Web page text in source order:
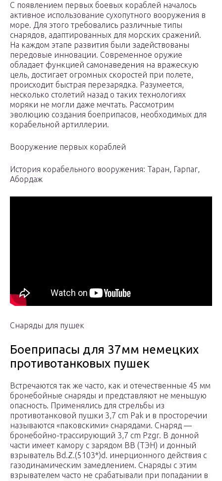
С появлением первых боевых кораблей началось
активное использование сухопутного вооружения в
море. Для этого требовались различные типы
снарядов, адаптированных для морских сражений.
На каждом этапе развития были задействованы
передовые инновации. Современное оружие
обладает функцией самонаведения на вражескую
цель, достигает огромных скоростей при полете,
происходит быстрая перезарядка. Разумеется,
несколько столетий назад о таких технологиях
моряки не могли даже мечтать. Рассмотрим
эволюцию создания боеприпасов, необходимых для
корабельной артиллерии.
Вооружение первых кораблей
История корабельного вооружения: Таран, Гарпаг,
Абордаж
Снаряды для пушек
Боеприпасы для 37мм немецких
противотанковых пушек
Встречаются так же часто, как и отечественные 45 мм
бронебойные снаряды и представляют не меньшую
опасность. Применялись для стрельбы из
противотанковой пушки 3,7 сm Рak и в просторечии
называются «паковскими» снарядами. Снаряд —
бронебойно-трассирующий 3,7 сm Pzgr. В донной
части имеет камору с зарядом ВВ (ТЭН) и донный
взрыватель Вd.Z.(5103*)d. инерционного действия с
газодинамическим замедлением. Снаряды с этим
взрывателем часто не срабатывали при попадании в